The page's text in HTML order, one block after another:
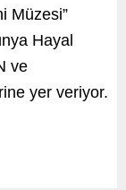
Müzesi”
Hayal
ve
yer veriyor.